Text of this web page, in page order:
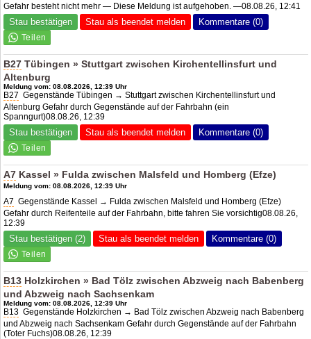
Gefahr besteht nicht mehr — Diese Meldung ist aufgehoben. —08.08.26, 12:41
Stau bestätigen Stau als beendet melden Kommentare (0)
B27 Tübingen » Stuttgart zwischen Kirchentellinsfurt und
Altenburg
Meldung vom: 08.08.2026, 12:39 Uhr
B27 Gegenstände Tübingen → Stuttgart zwischen Kirchentellinsfurt und
Altenburg Gefahr durch Gegenstände auf der Fahrbahn (ein
Spanngurt)08.08.26, 12:39
Stau bestätigen Stau als beendet melden Kommentare (0)
A7 Kassel » Fulda zwischen Malsfeld und Homberg (Efze)
Meldung vom: 08.08.2026, 12:39 Uhr
A7 Gegenstände Kassel → Fulda zwischen Malsfeld und Homberg (Efze)
Gefahr durch Reifenteile auf der Fahrbahn, bitte fahren Sie vorsichtig08.08.26,
12:39
Stau bestätigen (2) Stau als beendet melden Kommentare (0)
B13 Holzkirchen » Bad Tölz zwischen Abzweig nach Babenberg
und Abzweig nach Sachsenkam
Meldung vom: 08.08.2026, 12:39 Uhr
B13 Gegenstände Holzkirchen → Bad Tölz zwischen Abzweig nach Babenberg
und Abzweig nach Sachsenkam Gefahr durch Gegenstände auf der Fahrbahn
(Toter Fuchs)08.08.26, 12:39